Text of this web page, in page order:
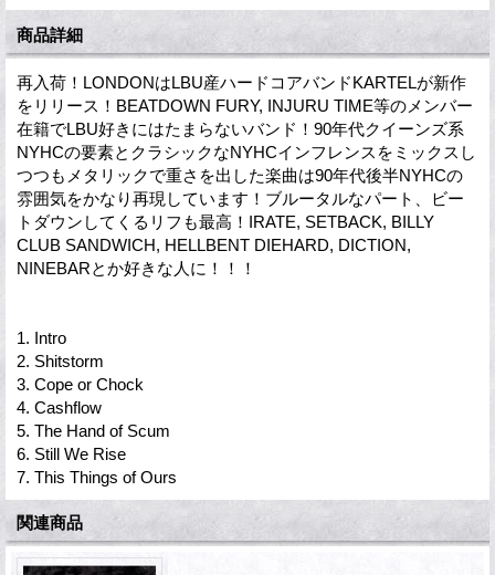
商品詳細
再入荷！LONDONはLBU産ハードコアバンドKARTELが新作
をリリース！BEATDOWN FURY, INJURU TIME等のメンバー
在籍でLBU好きにはたまらないバンド！90年代クイーンズ系
NYHCの要素とクラシックなNYHCインフレンスをミックスし
つつもメタリックで重さを出した楽曲は90年代後半NYHCの
雰囲気をかなり再現しています！ブルータルなパート、ビー
トダウンしてくるリフも最高！IRATE, SETBACK, BILLY
CLUB SANDWICH, HELLBENT DIEHARD, DICTION,
NINEBARとか好きな人に！！！
1. Intro
2. Shitstorm
3. Cope or Chock
4. Cashflow
5. The Hand of Scum
6. Still We Rise
7. This Things of Ours
関連商品